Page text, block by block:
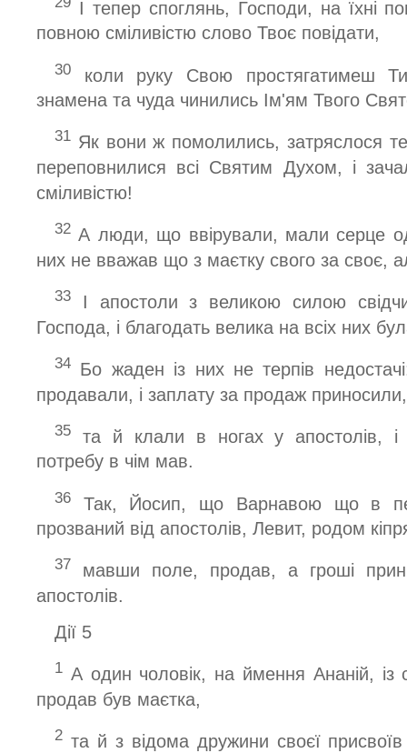
І тепер споглянь, Господи, на їхні
повною сміливістю слово Твоє повідати,
30 коли руку Свою простягатимеш
знамена та чуда чинились Ім'ям Твого
31 Як вони ж помолились, затряслося
переповнилися всі Святим Духом, і
сміливістю!
32 А люди, що ввірували, мали серце
них не вважав що з маєтку свого за своє,
33 І апостоли з великою силою
Господа, і благодать велика на всіх них
34 Бо жаден із них не терпів
продавали, і заплату за продаж приносили,
35 та й клали в ногах у апостолів, і
потребу в чім мав.
36 Так, Йосип, що Варнавою що в
прозваний від апостолів, Левит, родом
37 мавши поле, продав, а гроші
апостолів.
Дiї 5
1 А один чоловік, на ймення Ананій,
продав був маєтка,
2 та й з відома дружини своєї